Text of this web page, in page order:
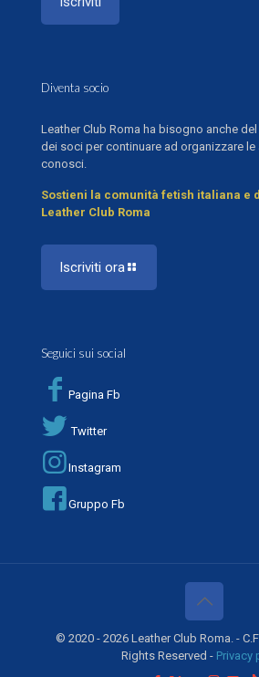
Diventa socio
Leather Club Roma ha bisogno anche
dei soci per continuare ad organizzare le
conosci.
Sostieni la comunità fetish italiana e
Leather Club Roma
Iscriviti ora
Seguici sui social
Pagina Fb
Twitter
Instagram
Gruppo Fb
© 2020 - 2026 Leather Club Roma. -
Rights Reserved - Privacy